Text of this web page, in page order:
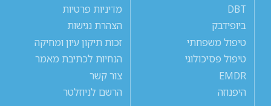
DBT
ביופידבק
טיפול משפחתי
טיפול פסיכולוגי
EMDR
היפנוזה
מדיניות פרטיות
הצהרת נגישות
זכות תיקון עיון ומחיקה
הנחיות לכתיבת מאמר
צור קשר
הרשם לניוזלטר